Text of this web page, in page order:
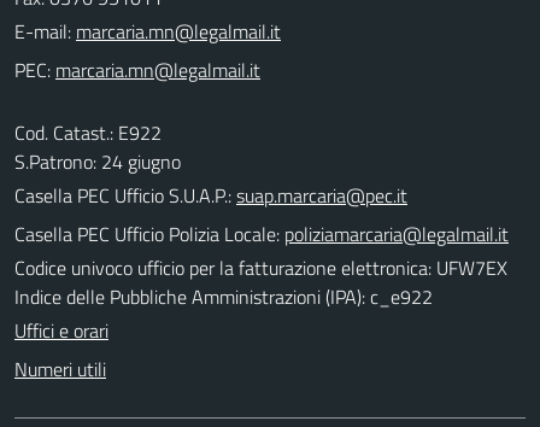
E-mail:
PEC:
Cod. Catast.: E922
S.Patrono: 24 giugno
Casella PEC Ufficio S.U.A.P.:suap.marcaria@pec.it
Casella PEC Ufficio Polizia Locale: poliziamarcaria@legalmail.it
Codice univoco ufficio per la fatturazione elettronica: UFW7EX
Indice delle Pubbliche Amministrazioni (IPA): c_e922
Uffici e orari
Numeri utili